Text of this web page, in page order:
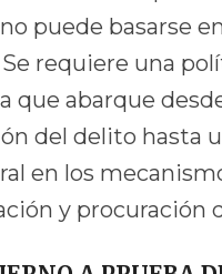
puede basarse
Se requiere una
que abarque
del delito hasta
en los
y procuración